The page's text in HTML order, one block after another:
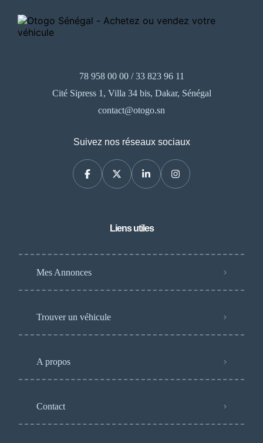
78 958 00 00 / 33 823 96 11
Cité Sipress 1, Villa 34 bis, Dakar, Sénégal
contact@otogo.sn
Suivez nos réseaux sociaux
Liens utiles
Mes Annonces
Trouver un véhicule
A propos
Contact